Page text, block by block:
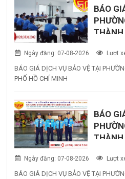
BÁO
Ngày đăng: 07-08-2026 Lượt
BÁO GIÁ DỊCH VỤ BẢO VỆ TẠI
PHỐ HỒ CHÍ MINH
BÁO
Ngày đăng: 07-08-2026 Lượt
BÁO GIÁ DỊCH VỤ BẢO VỆ TẠI